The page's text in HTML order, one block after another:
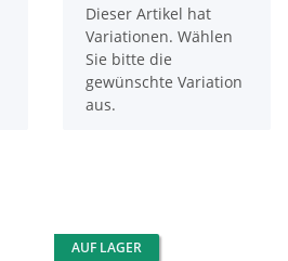
x
Dieser Artikel hat
Variationen. Wählen
Sie bitte die
gewünschte Variation
aus.
AUF LAGER